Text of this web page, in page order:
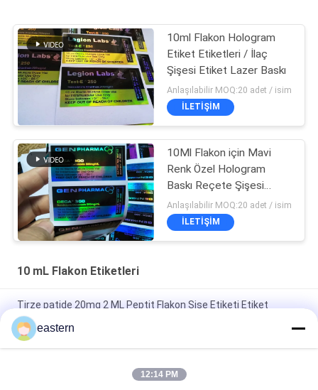
10ml Flakon Hologram
Etiket Etiketleri / İlaç
Şişesi Etiket Lazer Baskı
Anlaşılabilir MOQ:20 adet / isim
İLETIŞIM
10Ml Flakon için Mavi
Renk Özel Hologram
Baskı Reçete Şişesi
Etiket
Anlaşılabilir MOQ:20 adet / isim
İLETIŞIM
10 mL Flakon Etiketleri
Tirze patide 20mg 2 ML Peptit Flakon Şişe Etiketi Etiket
Baskısı
GHRP6 5MG 2 MLBottle Etiket Dikkate Alınması Peptid toz
eastern
12:14 PM